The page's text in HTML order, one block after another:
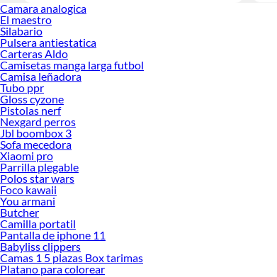
Camara analogica
El maestro
Silabario
Pulsera antiestatica
Carteras Aldo
Camisetas manga larga futbol
Camisa leñadora
Tubo ppr
Gloss cyzone
Pistolas nerf
Nexgard perros
Jbl boombox 3
Sofa mecedora
Xiaomi pro
Parrilla plegable
Polos star wars
Foco kawaii
You armani
Butcher
Camilla portatil
Pantalla de iphone 11
Babyliss clippers
Camas 1 5 plazas Box tarimas
Platano para colorear